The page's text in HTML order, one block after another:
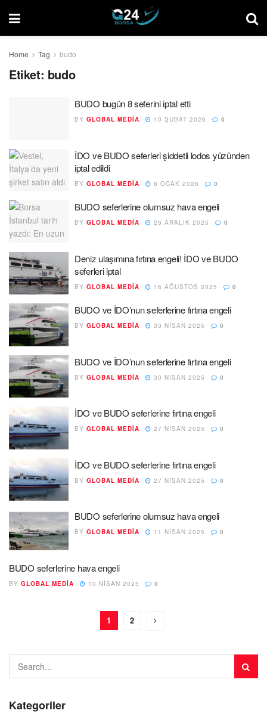
Home Tag budo
Etiket: budo
BUDO bugün 8 seferini iptal etti
BY GLOBAL MEDIA 10 ŞUBAT 2026 0
İDO ve BUDO seferleri şiddetli lodos yüzünden
iptal edildi
BY GLOBAL MEDIA 8 OCAK 2026 0
BUDO seferlerine olumsuz hava engeli
BY GLOBAL MEDIA 26 ARALIK 2025 0
Deniz ulaşımına fırtına engeli! İDO ve BUDO
seferleri iptal
BY GLOBAL MEDIA 16 AĞUSTOS 2025 0
BUDO ve İDO’nun seferlerine fırtına engeli
BY GLOBAL MEDIA 30 NISAN 2025 0
BUDO ve İDO’nun seferlerine fırtına engeli
BY GLOBAL MEDIA 30 NISAN 2025 0
İDO ve BUDO seferlerine fırtına engeli
BY GLOBAL MEDIA 27 NISAN 2025 0
İDO ve BUDO seferlerine fırtına engeli
BY GLOBAL MEDIA 27 NISAN 2025 0
BUDO seferlerine olumsuz hava engeli
BY GLOBAL MEDIA 11 NISAN 2025 0
BUDO seferlerine hava engeli
BY GLOBAL MEDIA 10 NISAN 2025 0
1 2
Kategoriler